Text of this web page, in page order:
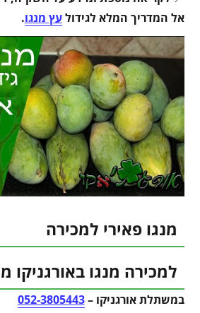
אל המדריך המלא לגידולעץ מנגו.
מנגו פאירי למכירה
למכירה מנגו באורגניקו
במשתלת אורגניקו –052-3805443